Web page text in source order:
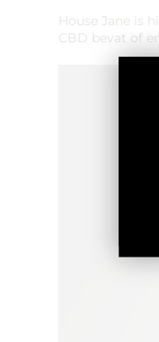
House Jane is
CBD bevat of